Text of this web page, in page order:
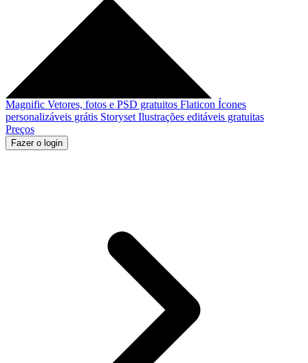
Magnific Vetores, fotos e PSD gratuitos Flaticon Ícones
personalizáveis grátis Storyset Ilustrações editáveis gratuitas
Preços
Fazer o login